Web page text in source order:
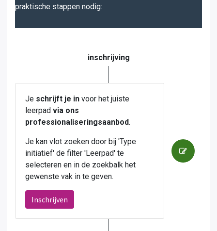
praktische stappen nodig:
inschrijving
Je schrijft je in voor het juiste
leerpad via ons
professionaliseringsaanbod.
Je kan vlot zoeken door bij 'Type
initiatief' de filter 'Leerpad' te
selecteren en in de zoekbalk het
gewenste vak in te geven.
Inschrijven